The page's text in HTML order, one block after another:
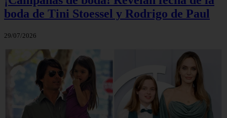
boda de Tini Stoessel y Rodrigo de Paul
29/07/2026